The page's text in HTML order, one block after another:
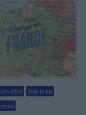
être Tourisme